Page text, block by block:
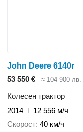
John Deere 6140r
53 550 €
≈ 104 900 лв.
Колесен трактор
2014
12 556 м/ч
Скорост 40 км/ч